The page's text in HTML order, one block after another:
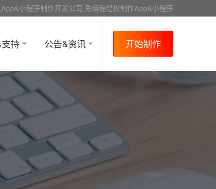
小程序制作开发公司,免编程轻松制作App&小程序
持 公告&资讯 开始制作